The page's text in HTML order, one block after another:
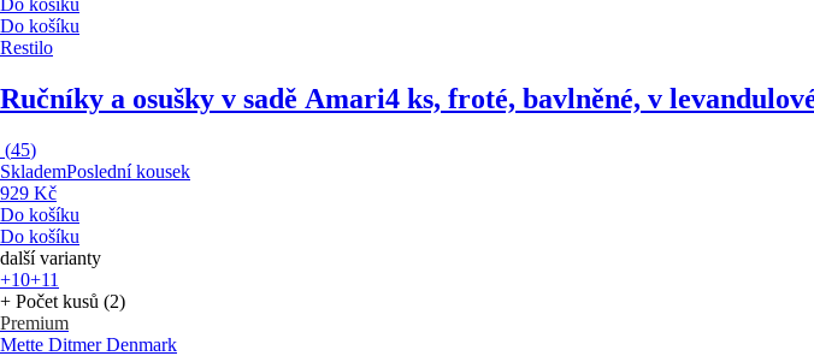
Do košíku
Do košíku
Restilo
Ručníky a osušky v sadě Amari4 ks, froté, bavlněné, v
(45)
SklademPoslední kousek
929 Kč
Do košíku
Do košíku
další varianty
+10+11
+ Počet kusů (2)
Premium
Mette Ditmer Denmark